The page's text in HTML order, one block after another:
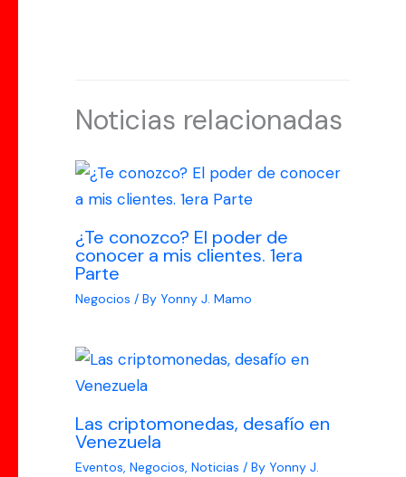
Noticias relacionadas
¿Te conozco? El poder de
conocer a mis clientes. 1era
Parte
Negocios / By Yonny J. Mamo
Las criptomonedas, desafío en
Venezuela
Eventos, Negocios, Noticias / By Yonny J.